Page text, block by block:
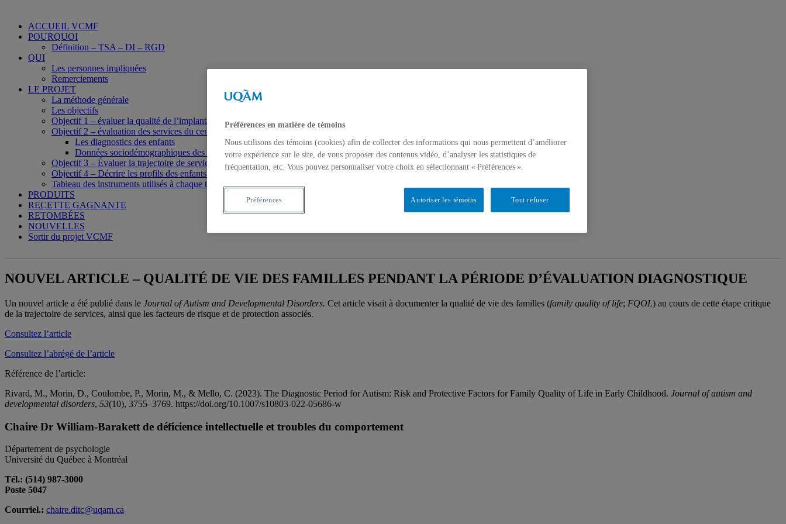
ACCUEIL VCMF
POURQUOI
Définition – TSA – DI – RGD
QUI
Les personnes impliquées
Remerciements
LE PROJET
La méthode générale
Les objectifs
Objectif 1 – évaluer la qualité de l’implantation du centre
Objectif 2 – évaluation des services du centre VCMF
Les diagnostics des enfants
Données sociodémographiques des parents
Objectif 3 – Évaluer la trajectoire de services des familles
Objectif 4 – Décrire les profils des enfants et des parents
Tableau des instruments utilisés à chaque temps de mesure
PRODUITS
RECETTE GAGNANTE
RETOMBÉES
NOUVELLES
Sortir du projet VCMF
NOUVEL ARTICLE – QUALITÉ DE VIE DES FAMILLES PENDANT LA PÉRIODE D’ÉVALUATION DIAGNOSTIQUE
Un nouvel article a été publié dans le Journal of Autism and Developmental Disorders. Cet article visait à documenter la qualité de vie des familles (family quality of life; FQOL) au cours de cette étape critique
de la trajectoire de services, ainsi que les facteurs de risque et de protection associés.
Consultez l’article
Consultez l’abrégé de l’article
Référence de l’article:
Rivard, M., Morin, D., Coulombe, P., Morin, M., & Mello, C. (2023). The Diagnostic Period for Autism: Risk and Protective Factors for Family Quality of Life in Early Childhood. Journal of autism and
developmental disorders, 53(10), 3755–3769. https://doi.org/10.1007/s10803-022-05686-w
Chaire Dr William-Barakett de déficience intellectuelle et troubles du comportement
Département de psychologie
Université du Québec à Montréal
Tél.: (514) 987-3000
Poste 5047
Courriel.: chaire.ditc@uqam.ca
Préférences en matière de témoins
Nous utilisons des témoins (cookies) afin de collecter des informations qui nous permettent d’améliorer
votre expérience sur le site, de vous proposer des contenus vidéo, d’analyser les statistiques de
fréquentation, etc. Vous pouvez personnaliser votre choix en sélectionnant « Préférences ».
Tout refuser
Autoriser les témoins
Préférences